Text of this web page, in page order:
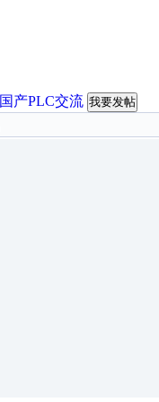
国产PLC交流 我要发帖